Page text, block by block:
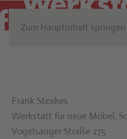
Zum Hauptinhalt springen
Frank Stexkes
Werkstatt für neue Möbel,
Vogelsanger Straße 275